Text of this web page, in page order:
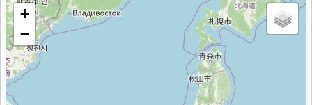
+
−